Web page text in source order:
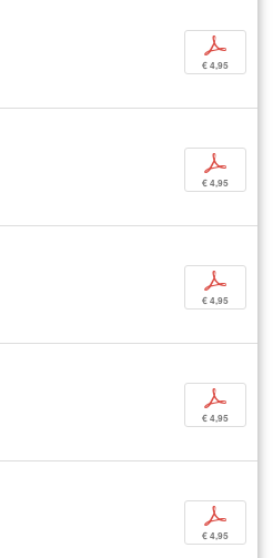
p
€ 4,95
p
€ 4,95
p
€ 4,95
p
€ 4,95
p
€ 4,95